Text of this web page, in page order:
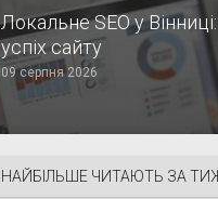
Локальне SEO у
успіх сайту
09 серпня 2026
НАЙБІЛЬШЕ ЧИТАЮТЬ ЗА